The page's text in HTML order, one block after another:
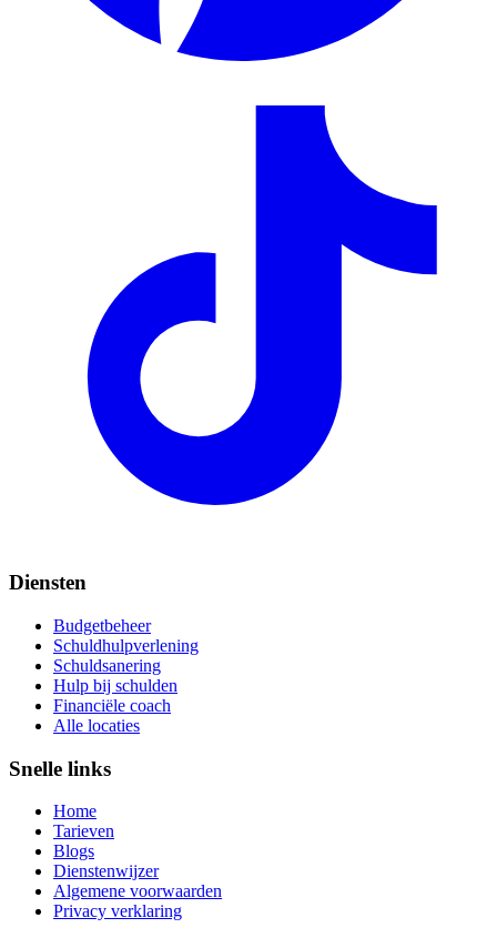
Diensten
Budgetbeheer
Schuldhulpverlening
Schuldsanering
Hulp bij schulden
Financiële coach
Alle locaties
Snelle links
Home
Tarieven
Blogs
Dienstenwijzer
Algemene voorwaarden
Privacy verklaring